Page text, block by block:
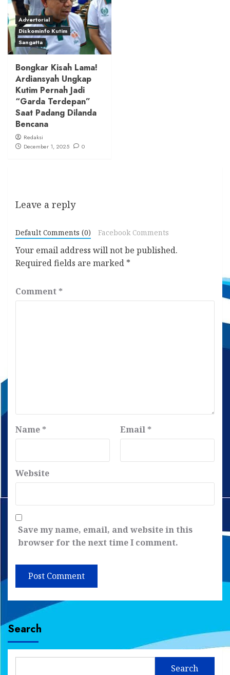
Advertorial
Diskominfo Kutim
Sangatta
Bongkar Kisah Lama!
Ardiansyah Ungkap
Kutim Pernah Jadi
“Garda Terdepan”
Saat Padang Dilanda
Bencana
Redaksi
December 1, 2025
0
Leave a reply
Default Comments (0) Facebook Comments
Your email address will not be published.
Required fields are marked *
Comment *
Name * Email *
Website
Save my name, email, and website in this
browser for the next time I comment.
Search
Search